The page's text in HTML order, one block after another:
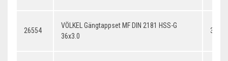
26554
VÖLKEL Gängtappset MF DIN 2181 HSS-G
36x3.0